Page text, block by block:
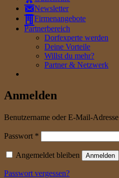
Newsletter
Firmenangebote
Partnerbereich
Dorfexperte werden
Deine Vorteile
Willst du mehr?
Partner & Netzwerk
Anmelden
Benutzername oder E-Mail-Adresse
Passwort *
Angemeldet bleiben Anmelden
Passwort vergessen?